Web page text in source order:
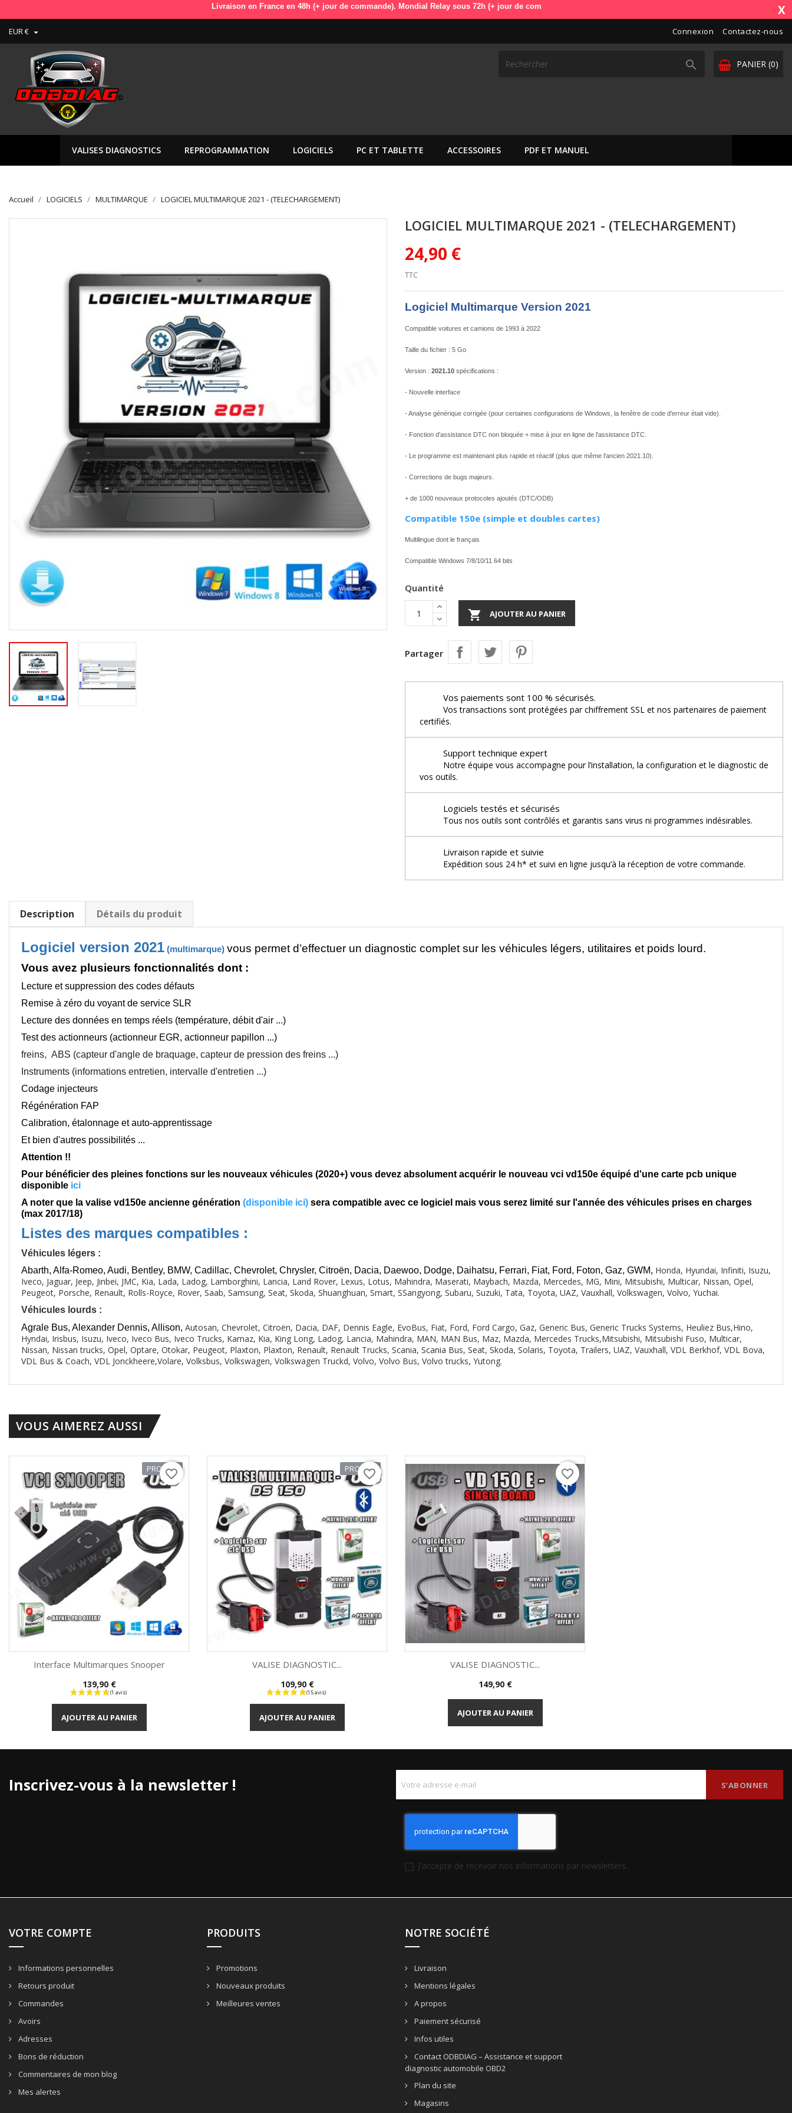
Livraison en France en 48h (+ jour de commande). Mondial Relay sous 72h (+ jour de commande). OdbDiag vous livre dans toute l'Europe. Vos paiements sont X
EUR €  Connexion Contactez-nous
PANIER (0)

VALISES DIAGNOSTICS REPROGRAMMATION LOGICIELS PC ET TABLETTE ACCESSOIRES PDF ET MANUEL
Accueil LOGICIELS MULTIMARQUE LOGICIEL MULTIMARQUE 2021 - (TELECHARGEMENT)
LOGICIEL MULTIMARQUE 2021 - (TELECHARGEMENT)
24,90 €
TTC
Logiciel Multimarque Version 2021
Compatible voitures et camions de 1993 à 2022
Taille du fichier : 5 Go
Version : 2021.10 spécifications :
- Nouvelle interface
- Analyse générique corrigée (pour certaines configurations de Windows, la fenêtre de code d'erreur était vide).
- Fonction d'assistance DTC non bloquée + mise à jour en ligne de l'assistance DTC.
- Le programme est maintenant plus rapide et réactif (plus que même l'ancien 2021.10).
- Corrections de bugs majeurs.
+ de 1000 nouveaux protocoles ajoutés (DTC/ODB)
Compatible 150e (simple et doubles cartes)
Multilingue dont le français
Compatible Windows 7/8/10/11 64 bits
Quantité
 AJOUTER AU PANIER
Partager
Vos paiements sont 100 % sécurisés.
Vos transactions sont protégées par chiffrement SSL et nos partenaires de paiement
certifiés.
Support technique expert
Notre équipe vous accompagne pour l’installation, la configuration et le diagnostic de
vos outils.
Logiciels testés et sécurisés
Tous nos outils sont contrôlés et garantis sans virus ni programmes indésirables.
Livraison rapide et suivie
Expédition sous 24 h* et suivi en ligne jusqu’à la réception de votre commande.
Description Détails du produit
Logiciel version 2021 (multimarque) vous permet d’effectuer un diagnostic complet sur les véhicules légers, utilitaires et poids lourd.
Vous avez plusieurs fonctionnalités dont :
Lecture et suppression des codes défauts
Remise à zéro du voyant de service SLR
Lecture des données en temps réels (température, débit d'air ...)
Test des actionneurs (actionneur EGR, actionneur papillon ...)
freins, ABS (capteur d'angle de braquage, capteur de pression des freins ...)
Instruments (informations entretien, intervalle d'entretien ...)
Codage injecteurs
Régénération FAP
Calibration, étalonnage et auto-apprentissage
Et bien d'autres possibilités ...
Attention !!
Pour bénéficier des pleines fonctions sur les nouveaux véhicules (2020+) vous devez absolument acquérir le nouveau vci vd150e équipé d'une carte pcb unique
disponible ici
A noter que la valise vd150e ancienne génération (disponible ici) sera compatible avec ce logiciel mais vous serez limité sur l'année des véhicules prises en charges
(max 2017/18)
Listes des marques compatibles :
Véhicules légers :
Abarth, Alfa-Romeo, Audi, Bentley, BMW, Cadillac, Chevrolet, Chrysler, Citroën, Dacia, Daewoo, Dodge, Daihatsu, Ferrari, Fiat, Ford, Foton, Gaz, GWM, Honda, Hyundai, Infiniti, Isuzu,
Iveco, Jaguar, Jeep, Jinbei, JMC, Kia, Lada, Ladog, Lamborghini, Lancia, Land Rover, Lexus, Lotus, Mahindra, Maserati, Maybach, Mazda, Mercedes, MG, Mini, Mitsubishi, Multicar, Nissan, Opel,
Peugeot, Porsche, Renault, Rolls-Royce, Rover, Saab, Samsung, Seat, Skoda, Shuanghuan, Smart, SSangyong, Subaru, Suzuki, Tata, Toyota, UAZ, Vauxhall, Volkswagen, Volvo, Yuchai.
Véhicules lourds :
Agrale Bus, Alexander Dennis, Allison, Autosan, Chevrolet, Citroën, Dacia, DAF, Dennis Eagle, EvoBus, Fiat, Ford, Ford Cargo, Gaz, Generic Bus, Generic Trucks Systems, Heuliez Bus,Hino,
Hyndai, Irisbus, Isuzu, Iveco, Iveco Bus, Iveco Trucks, Kamaz, Kia, King Long, Ladog, Lancia, Mahindra, MAN, MAN Bus, Maz, Mazda, Mercedes Trucks,Mitsubishi, Mitsubishi Fuso, Multicar,
Nissan, Nissan trucks, Opel, Optare, Otokar, Peugeot, Plaxton, Plaxton, Renault, Renault Trucks, Scania, Scania Bus, Seat, Skoda, Solaris, Toyota, Trailers, UAZ, Vauxhall, VDL Berkhof, VDL Bova,
VDL Bus & Coach, VDL Jonckheere,Volare, Volksbus, Volkswagen, Volkswagen Truckd, Volvo, Volvo Bus, Volvo trucks, Yutong.
VOUS AIMEREZ AUSSI
PROMO !
Aperçu rapide
Interface Multimarques Snooper
Prix
139,90 €
AJOUTER AU PANIER
favorite_border PROMO !
Aperçu rapide
VALISE DIAGNOSTIC...
Prix
109,90 €
AJOUTER AU PANIER
favorite_border
Aperçu rapide
VALISE DIAGNOSTIC...
Prix
149,90 €
AJOUTER AU PANIER
favorite_border
Inscrivez-vous à la newsletter !
J'accepte de recevoir nos informations par newsletters.
VOTRE COMPTE
Informations personnelles
Retours produit
Commandes
Avoirs
Adresses
Bons de réduction
Commentaires de mon blog
Mes alertes
PRODUITS
Promotions
Nouveaux produits
Meilleures ventes
NOTRE SOCIÉTÉ
Livraison
Mentions légales
A propos
Paiement sécurisé
Infos utiles
Contact ODBDIAG – Assistance et support
diagnostic automobile OBD2
Plan du site
Magasins